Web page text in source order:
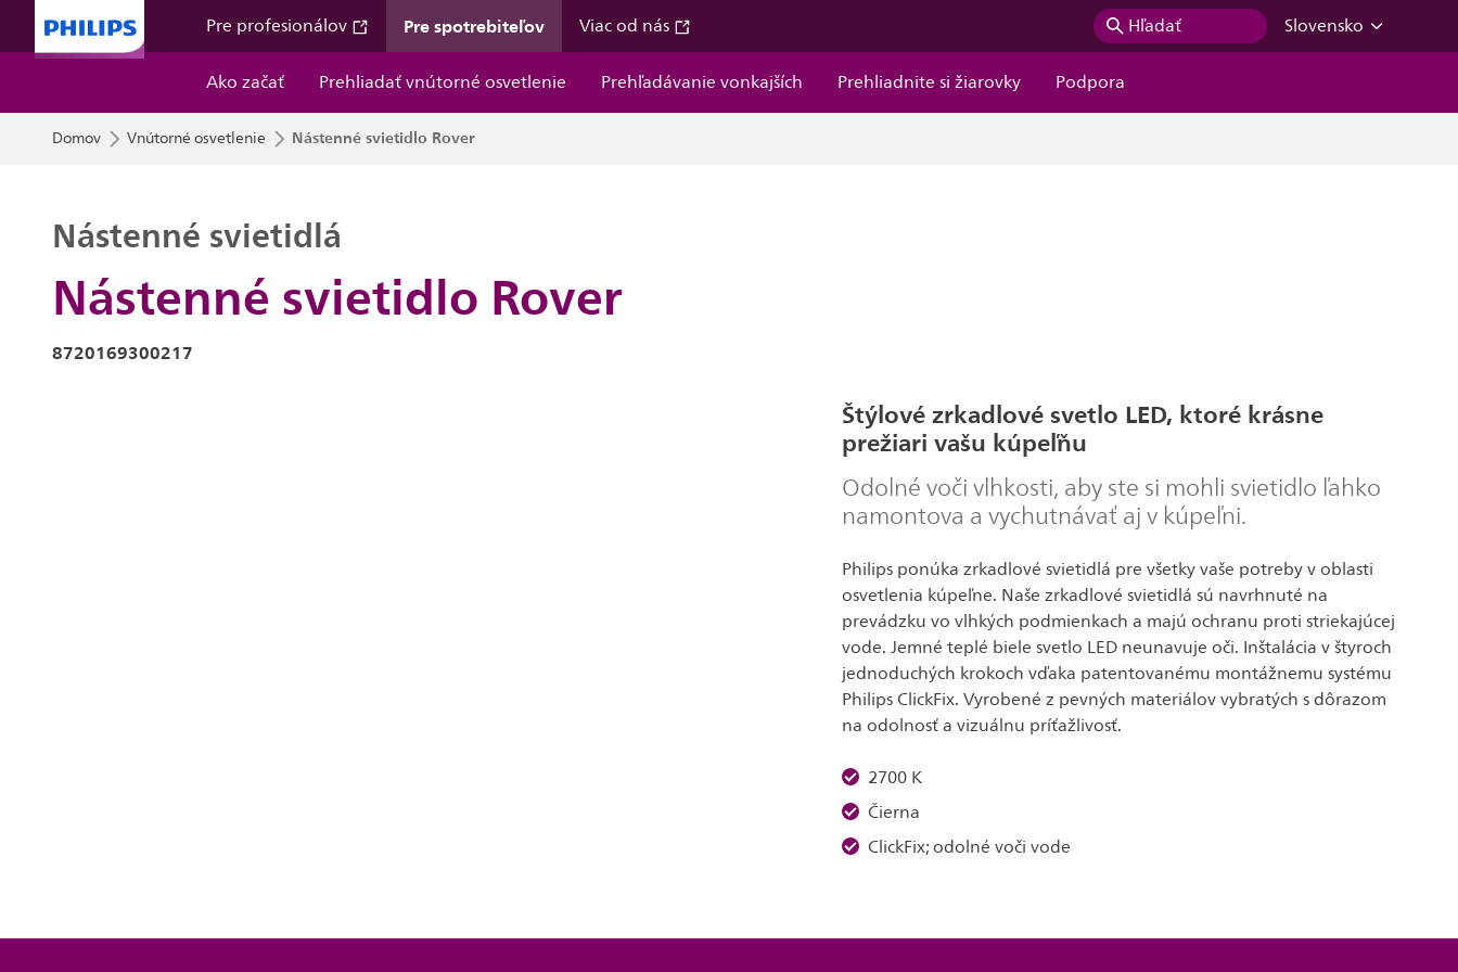
Pre profesionálov Pre spotrebiteľov Viac od nás Hľadať
Slovensko
Ako začať
Prehliadať vnútorné osvetlenie Prehľadávanie vonkajších Prehliadnite si žiarovky Podpora
Domov Vnútorné osvetlenie Nástenné svietidlo Rover
Nástenné svietidlo Rover
Nástenné svietidlá
8720169300217
Štýlové zrkadlové svetlo LED, ktoré krásne
prežiari vašu kúpeľňu
Odolné voči vlhkosti, aby ste si mohli svietidlo ľahko
namontova a vychutnávať aj v kúpeľni.
Philips ponúka zrkadlové svietidlá pre všetky vaše potreby v oblasti
osvetlenia kúpeľne. Naše zrkadlové svietidlá sú navrhnuté na
prevádzku vo vlhkých podmienkach a majú ochranu proti striekajúcej
vode. Jemné teplé biele svetlo LED neunavuje oči. Inštalácia v štyroch
jednoduchých krokoch vďaka patentovanému montážnemu systému
Philips ClickFix. Vyrobené z pevných materiálov vybratých s dôrazom
na odolnosť a vizuálnu príťažlivosť.
2700 K
Čierna
ClickFix; odolné voči vode